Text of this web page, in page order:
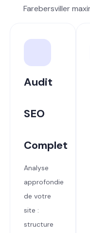
Farebersviller
Audit
SEO
Complet
Analyse
approfondie
de votre
site :
structure